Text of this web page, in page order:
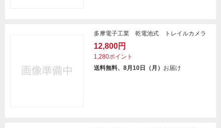
多摩電子工業 乾電池式 トレイルカメラ
12,800円
1,280ポイント
送料無料、8月10日（月） お届け